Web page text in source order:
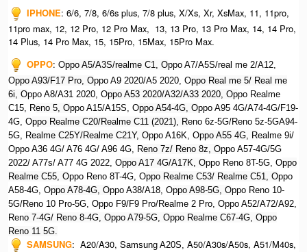
IPHONE: 6/6, 7/8, 6/6s plus, 7/8 plus, X/Xs, Xr, XsMax, 11, 11pro,
11pro max, 12, 12 Pro, 12 Pro Max, 13, 13 Pro, 13 Pro Max, 14, 14 Pro,
14 Plus, 14 Pro Max, 15, 15Pro, 15Max, 15Pro Max.
OPPO: Oppo A5/A3S/realme C1, Oppo A7/A5S/real me 2/A12,
Oppo A93/F17 Pro, Oppo A9 2020/A5 2020, Oppo Real me 5/ Real me
6i, Oppo A8/A31 2020, Oppo A53 2020/A32/A33 2020, Oppo Realme
C15, Reno 5, Oppo A15/A15S, Oppo A54-4G, Oppo A95 4G/A74-4G/F19-
4G, Oppo Realme C20/Realme C11 (2021), Reno 6z-5G/Reno 5z-5GA94-
5G, Realme C25Y/Realme C21Y, Oppo A16K, Oppo A55 4G, Realme 9i/
Oppo A36 4G/ A76 4G/ A96 4G, Reno 7z/ Reno 8z, Oppo A57-4G/5G
2022/ A77s/ A77 4G 2022, Oppo A17 4G/A17K, Oppo Reno 8T-5G, Oppo
Realme C55, Oppo Reno 8T-4G, Oppo Realme C53/ Realme C51, Oppo
A58-4G, Oppo A78-4G, Oppo A38/A18, Oppo A98-5G, Oppo Reno 10-
5G/Reno 10 Pro-5G, Oppo F9/F9 Pro/Realme 2 Pro, Oppo A52/A72/A92,
Reno 7-4G/ Reno 8-4G, Oppo A79-5G, Oppo Realme C67-4G, Oppo
Reno 11 5G.
SAMSUNG: A20/A30, Samsung A20S, A50/A30s/A50s, A51/M40s,